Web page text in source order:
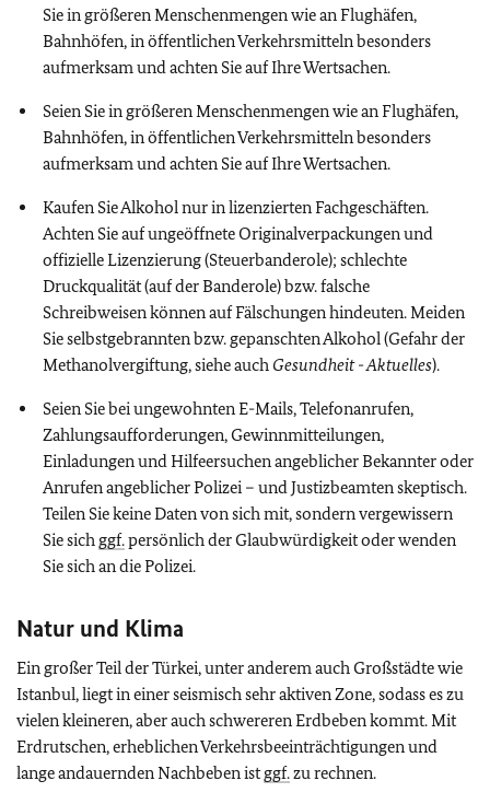
Sie in größeren Menschenmengen wie an Flughäfen,
Bahnhöfen, in öffentlichen Verkehrsmitteln besonders
aufmerksam und achten Sie auf Ihre Wertsachen.
Seien Sie in größeren Menschenmengen wie an Flughäfen,
Bahnhöfen, in öffentlichen Verkehrsmitteln besonders
aufmerksam und achten Sie auf Ihre Wertsachen.
Kaufen Sie Alkohol nur in lizenzierten Fachgeschäften.
Achten Sie auf ungeöffnete Originalverpackungen und
offizielle Lizenzierung (Steuerbanderole); schlechte
Druckqualität (auf der Banderole) bzw. falsche
Schreibweisen können auf Fälschungen hindeuten. Meiden
Sie selbstgebrannten bzw. gepanschten Alkohol (Gefahr der
Methanolvergiftung, siehe auch Gesundheit - Aktuelles).
Seien Sie bei ungewohnten E-Mails, Telefonanrufen,
Zahlungsaufforderungen, Gewinnmitteilungen,
Einladungen und Hilfeersuchen angeblicher Bekannter oder
Anrufen angeblicher Polizei – und Justizbeamten skeptisch.
Teilen Sie keine Daten von sich mit, sondern vergewissern
Sie sich ggf.persönlich der Glaubwürdigkeit oder wenden
Sie sich an die Polizei.
Natur und Klima
Ein großer Teil der Türkei, unter anderem auch Großstädte wie
Istanbul, liegt in einer seismisch sehr aktiven Zone, sodass es zu
vielen kleineren, aber auch schwereren Erdbeben kommt. Mit
Erdrutschen, erheblichen Verkehrsbeeinträchtigungen und
lange andauernden Nachbeben istggf.zu rechnen.